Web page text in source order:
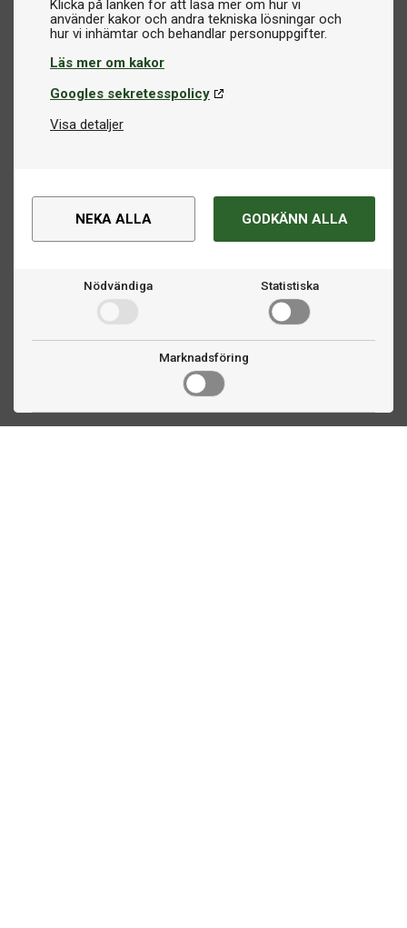
Klicka på länken för att läsa mer om hur vi
använder kakor och andra tekniska lösningar och
Läs mer om kakor
Googles sekretesspolicy
Visa detaljer
NEKA ALLA GODKÄNN ALLA
Nödvändiga Statistiska
Marknadsföring